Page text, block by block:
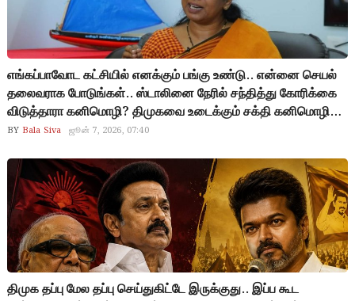
எங்கப்பாவோட கட்சியில் எனக்கும் பங்கு உண்டு.. என்னை செயல்
தலைவராக போடுங்கள்.. ஸ்டாலினை நேரில் சந்தித்து கோரிக்கை
விடுத்தாரா கனிமொழி? திமுகவை உடைக்கும் சக்தி கனிமொழி
ஒருவர் கிட்ட மட்டுமே இருக்குது.. தந்தை – மகன் – மருமகன் என்ற
சொரூபத்தை காட்டுவார்.. கனிமொழி வைகோ மாதிரி கிடையாது,
கருணாநிதியின் மகள்.. எனவே அவர் திமுகவை உடைத்தால்
எம்ஜிஆர் உடைத்தது போல் சிதறும்.. குழப்பத்தில் ஸ்டாலின்?
பிரகாஷ் எம் சுவாமி கணிப்பு..
BY Bala Siva ஜூன் 7, 2026, 07:40
திமுக தப்பு மேல தப்பு செய்துகிட்டே இருக்குது.. இப்ப கூட